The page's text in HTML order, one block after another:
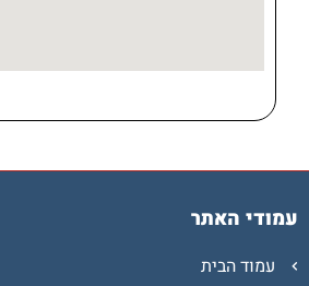
עמודי האתר
עמוד הבית